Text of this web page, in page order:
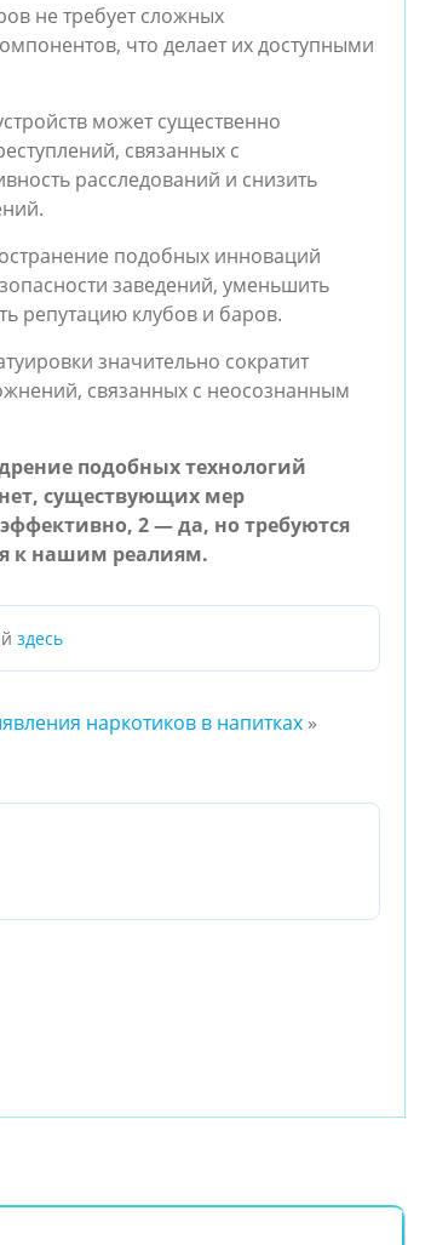
не требует сложных
что делает их доступными
может существенно
связанных с
расследований и снизить
подобных инноваций
заведений, уменьшить
репутацию клубов и баров.
значительно сократит
связанных с неосознанным
подобных технологий
существующих мер
2 — да, но требуются
к нашим реалиям.
здесь
наркотиков в напитках »